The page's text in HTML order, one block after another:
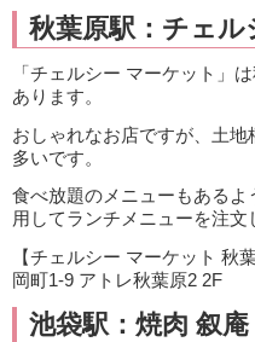
秋葉原駅：チェル
「チェルシー マーケット」
あります。
おしゃれなお店ですが、土
多いです。
食べ放題のメニューもあるよ
用してランチメニューを注文
【チェルシー マーケット
岡町1-9 アトレ秋葉原2 2F
池袋駅：焼肉 叙庵